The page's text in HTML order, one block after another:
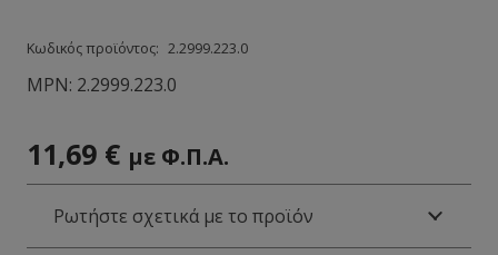
Κωδικός προϊόντος: 2.2999.223.0
MPN: 2.2999.223.0
11,69 € με Φ.Π.Α.
Ρωτήστε σχετικά με το προϊόν